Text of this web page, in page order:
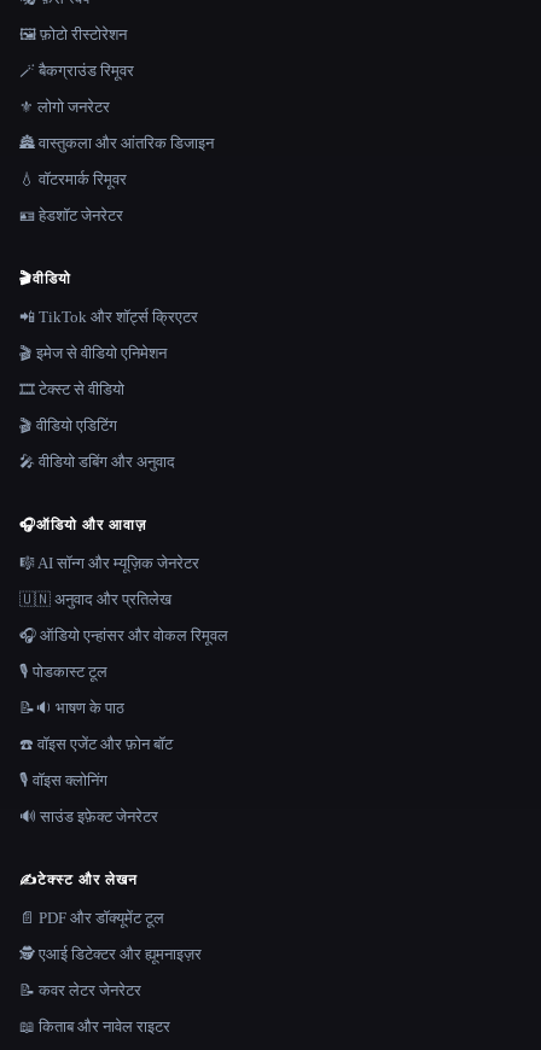
🖼️ फ़ोटो रीस्टोरेशन
🪄 बैकग्राउंड रिमूवर
⚜️ लोगो जनरेटर
🏯 वास्तुकला और आंतरिक डिजाइन
💧 वॉटरमार्क रिमूवर
🪪 हेडशॉट जेनरेटर
🎬वीडियो
📲 TikTok और शॉर्ट्स क्रिएटर
🎬 इमेज से वीडियो एनिमेशन
🎞️ टेक्स्ट से वीडियो
🎬 वीडियो एडिटिंग
🎤 वीडियो डबिंग और अनुवाद
🎧ऑडियो और आवाज़
🎼 AI सॉन्ग और म्यूज़िक जेनरेटर
🇺🇳 अनुवाद और प्रतिलेख
🎧 ऑडियो एन्हांसर और वोकल रिमूवल
🎙️ पोडकास्ट टूल
📝🔉 भाषण के पाठ
☎️ वॉइस एजेंट और फ़ोन बॉट
🎙️ वॉइस क्लोनिंग
🔊 साउंड इफ़ेक्ट जेनरेटर
✍️टेक्स्ट और लेखन
📄 PDF और डॉक्यूमेंट टूल
🕵️ एआई डिटेक्टर और ह्यूमनाइज़र
📝 कवर लेटर जेनरेटर
📖 किताब और नावेल राइटर